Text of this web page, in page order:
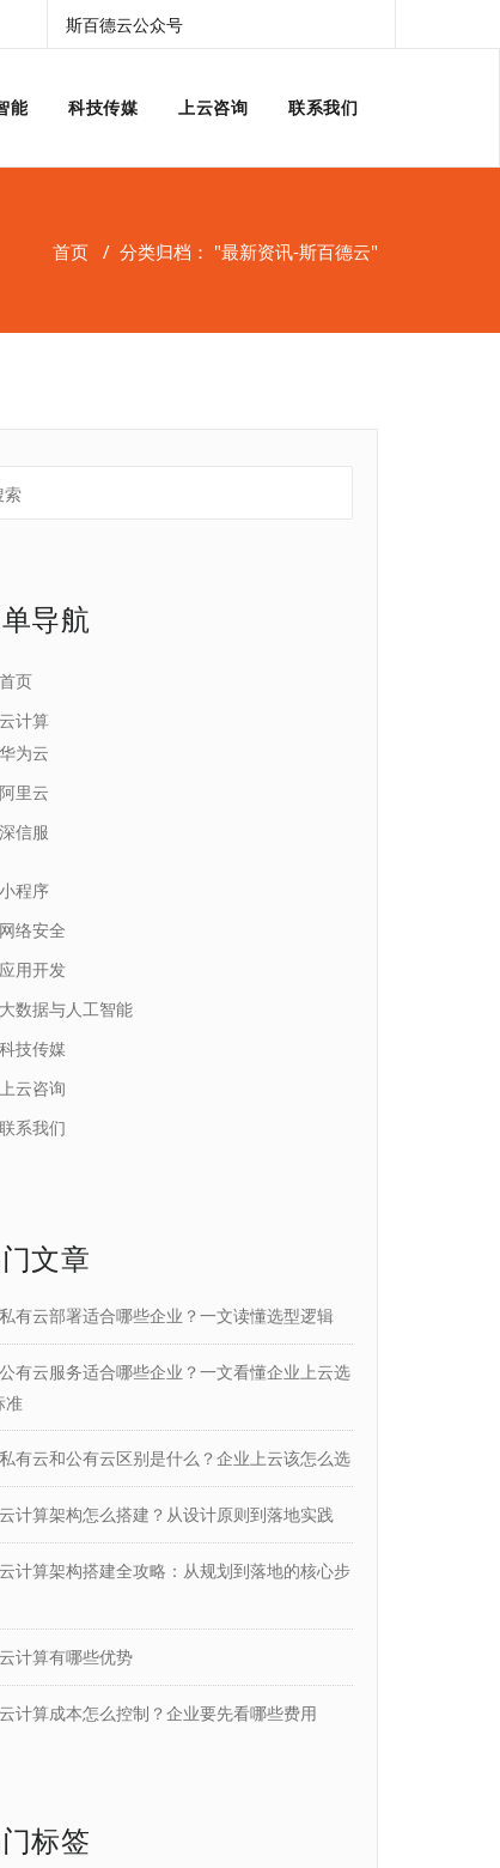
斯百德云公众号
能 科技传媒 上云咨询 联系我们
首页 / 分类归档： "最新资讯-斯百德云"
导航
首页
云计算
华为云
阿里云
深信服
小程序
网络安全
应用开发
大数据与人工智能
科技传媒
上云咨询
联系我们
文章
私有云部署适合哪些企业？一文读懂选型逻辑
公有云服务适合哪些企业？一文看懂企业上云选
准
私有云和公有云区别是什么？企业上云该怎么选
云计算架构怎么搭建？从设计原则到落地实践
云计算架构搭建全攻略：从规划到落地的核心步
云计算有哪些优势
云计算成本怎么控制？企业要先看哪些费用
标签